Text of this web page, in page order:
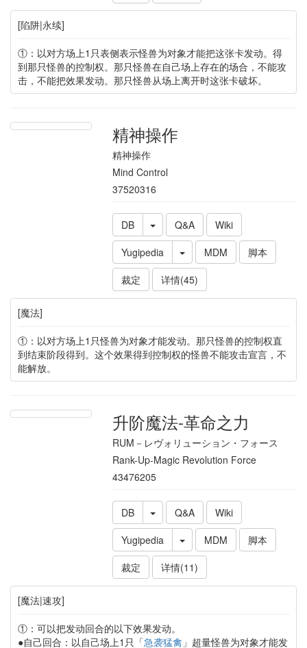
[陷阱|永续]
①：以对方场上1只表侧表示怪兽为对象才能把这张卡发动。得
到那只怪兽的控制权。那只怪兽在自己场上存在的场合，不能攻
击，不能把效果发动。那只怪兽从场上离开时这张卡破坏。
精神操作
精神操作
Mind Control
37520316
DB Q&A
Wiki
Yugipedia
MDM
脚本
裁定
详情(45)
[魔法]
①：以对方场上1只怪兽为对象才能发动。那只怪兽的控制权直
到结束阶段得到。这个效果得到控制权的怪兽不能攻击宣言，不
能解放。
升阶魔法-革命之力
RUM－レヴォリューション・フォース
Rank-Up-Magic Revolution Force
43476205
DB Q&A
Wiki
Yugipedia
MDM
脚本
裁定
详情(11)
[魔法|速攻]
①：可以把发动回合的以下效果发动。
●自己回合：以自己场上1只「急袭猛禽 」超量怪兽为对象才能发